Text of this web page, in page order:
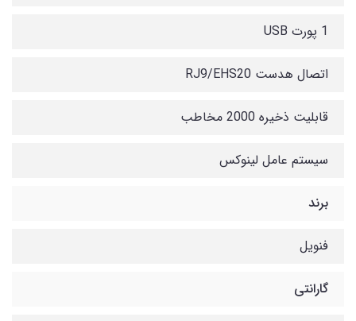
1 پورت USB
اتصال هدست RJ9/EHS20
قابلیت ذخیره 2000 مخاطب
سیستم عامل لینوکس
برند
فنویل
گارانتی